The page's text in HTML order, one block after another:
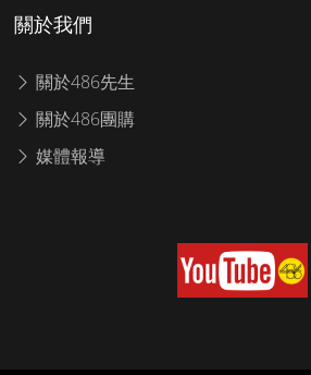
關於我們
關於486先生
關於486團購
媒體報導